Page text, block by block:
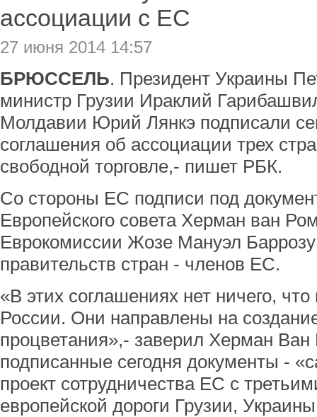
ассоциации с ЕС
27 июня 2014 14:57
БРЮССЕЛЬ. Президент Украины
министр Грузии Ираклий
Молдавии Юрий Лянкэ подписали
соглашения об ассоциации трех
свободной торговле,- пишет РБК.
Со стороны ЕС подписи под
Европейского совета Херман ван
Еврокомиссии Жозе Мануэл Баррозу
правительств стран - членов ЕС.
«В этих соглашениях нет ничего,
России. Они направлены на
процветания»,- заверил Херман
подписанные сегодня документы -
проект сотрудничества ЕС с
европейской дороги Грузии,